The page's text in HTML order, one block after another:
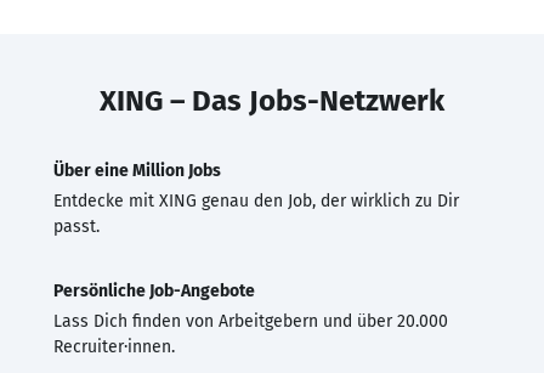
XING – Das Jobs-Netzwerk
Über eine Million Jobs
Entdecke mit XING genau den Job, der wirklich zu Dir
passt.
Persönliche Job-Angebote
Lass Dich finden von Arbeitgebern und über 20.000
Recruiter·innen.